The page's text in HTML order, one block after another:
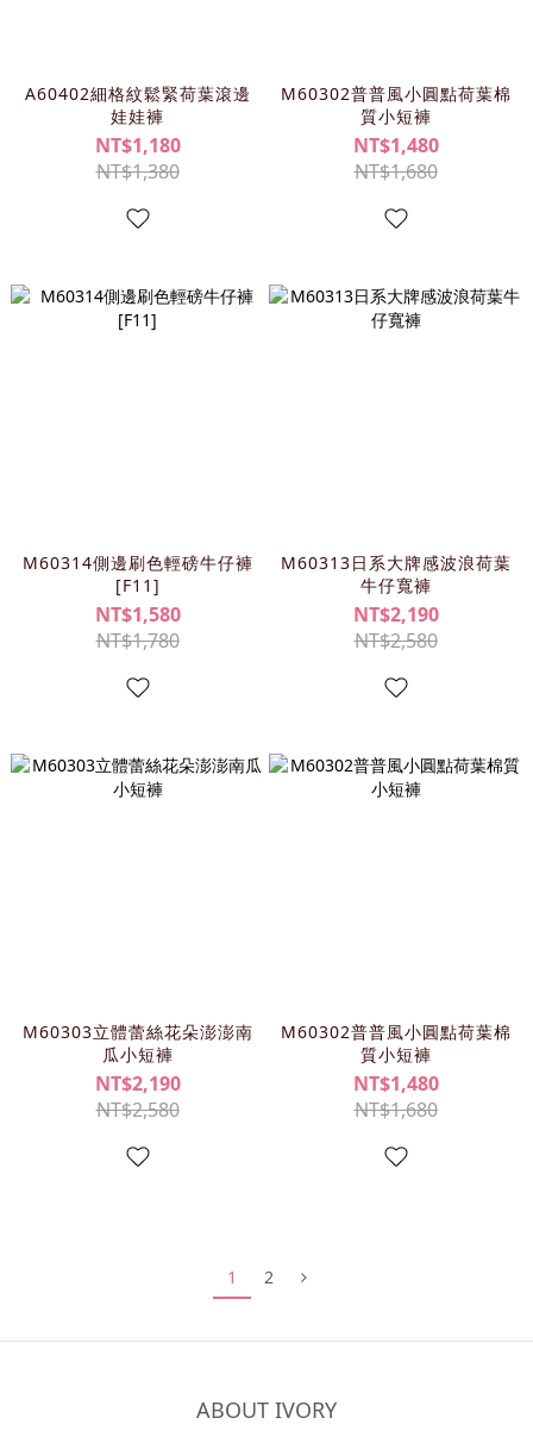
A60402細格紋鬆緊荷葉滾邊
娃娃褲
NT$1,180
NT$1,380
M60302普普風小圓點荷葉棉
質小短褲
NT$1,480
NT$1,680
M60314側邊刷色輕磅牛仔褲
[F11]
NT$1,580
NT$1,780
M60313日系大牌感波浪荷葉
牛仔寬褲
NT$2,190
NT$2,580
M60303立體蕾絲花朵澎澎南
瓜小短褲
NT$2,190
NT$2,580
M60302普普風小圓點荷葉棉
質小短褲
NT$1,480
NT$1,680
1 2
ABOUT IVORY